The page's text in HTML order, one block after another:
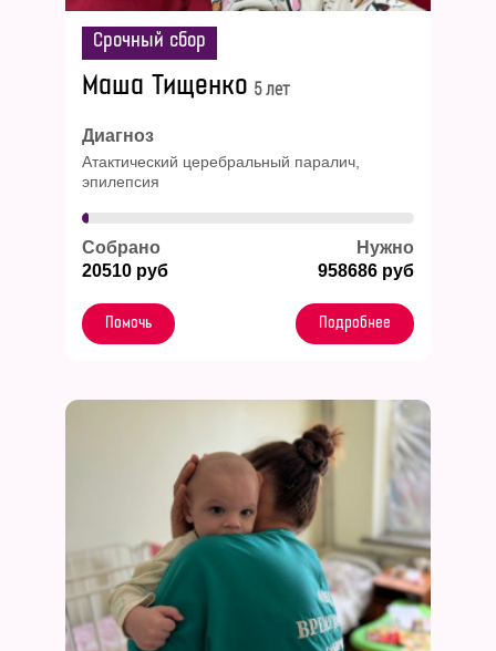
Срочный сбор
Маша Тищенко 5 лет
Диагноз
Атактический церебральный паралич,
эпилепсия
Собрано
20510 руб
Нужно
958686 руб
Помочь Подробнее